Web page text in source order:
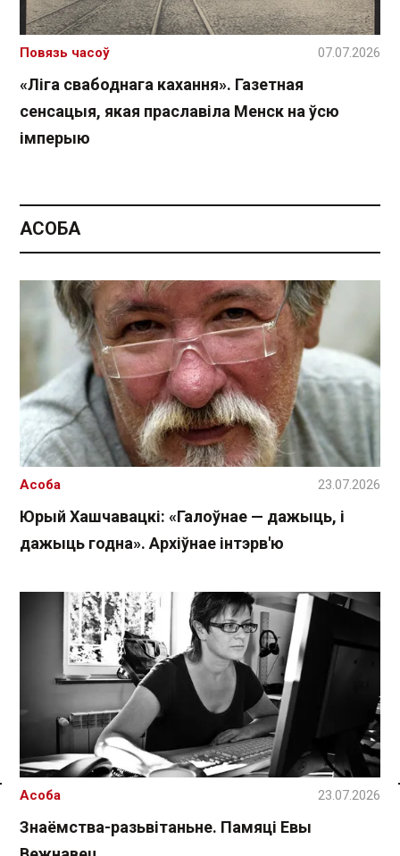
Спасылка без VPN
«Ліга свабоднага кахання». Газетная
сенсацыя, якая праславіла Менск на ўсю
імперыю
Повязь часоў 07.07.2026
АСОБА
Юрый Хашчавацкі: «Галоўнае — дажыць, і
дажыць годна». Архіўнае інтэрв'ю
Асоба 23.07.2026
Знаёмства-разьвітаньне. Памяці Евы
Асоба 23.07.2026